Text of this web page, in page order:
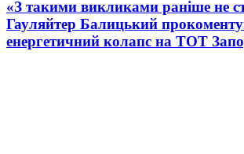
«З такими викликами раніше не
Гауляйтер Балицький
енергетичний колапс на ТОТ